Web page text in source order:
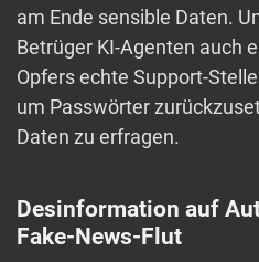
am Ende sensible Daten.
Betrüger KI-Agenten auch
Opfers echte Support-
um Passwörter
Daten zu erfragen.
Desinformation auf
Fake-News-Flut